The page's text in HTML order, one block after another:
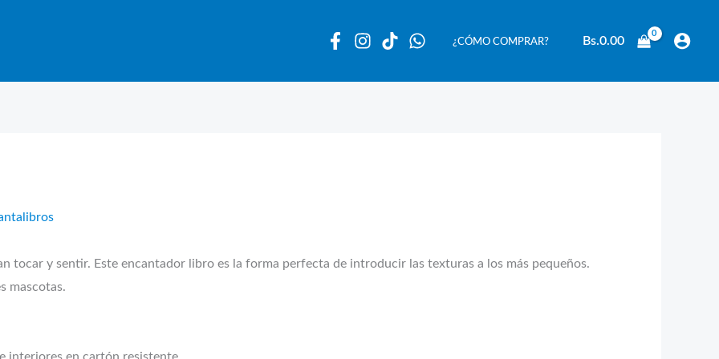
¿CÓMO COMPRAR? Bs.0.00
tocar y sentir. Este encantador libro es la forma perfecta de introducir las texturas a los más pequeños.
mascotas.